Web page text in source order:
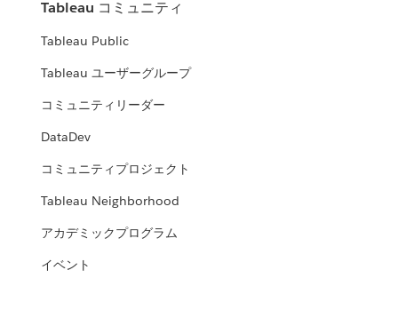
Tableau コミュニティ
Tableau Public
Tableau ユーザーグループ
コミュニティリーダー
DataDev
コミュニティプロジェクト
Tableau Neighborhood
アカデミックプログラム
イベント